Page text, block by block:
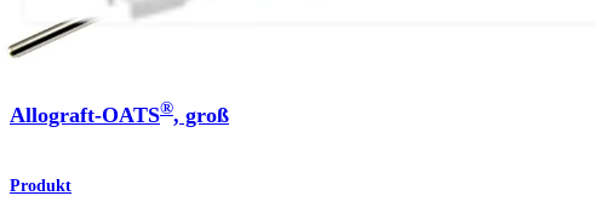
Knie
Allograft-OATS®, groß
Produkt